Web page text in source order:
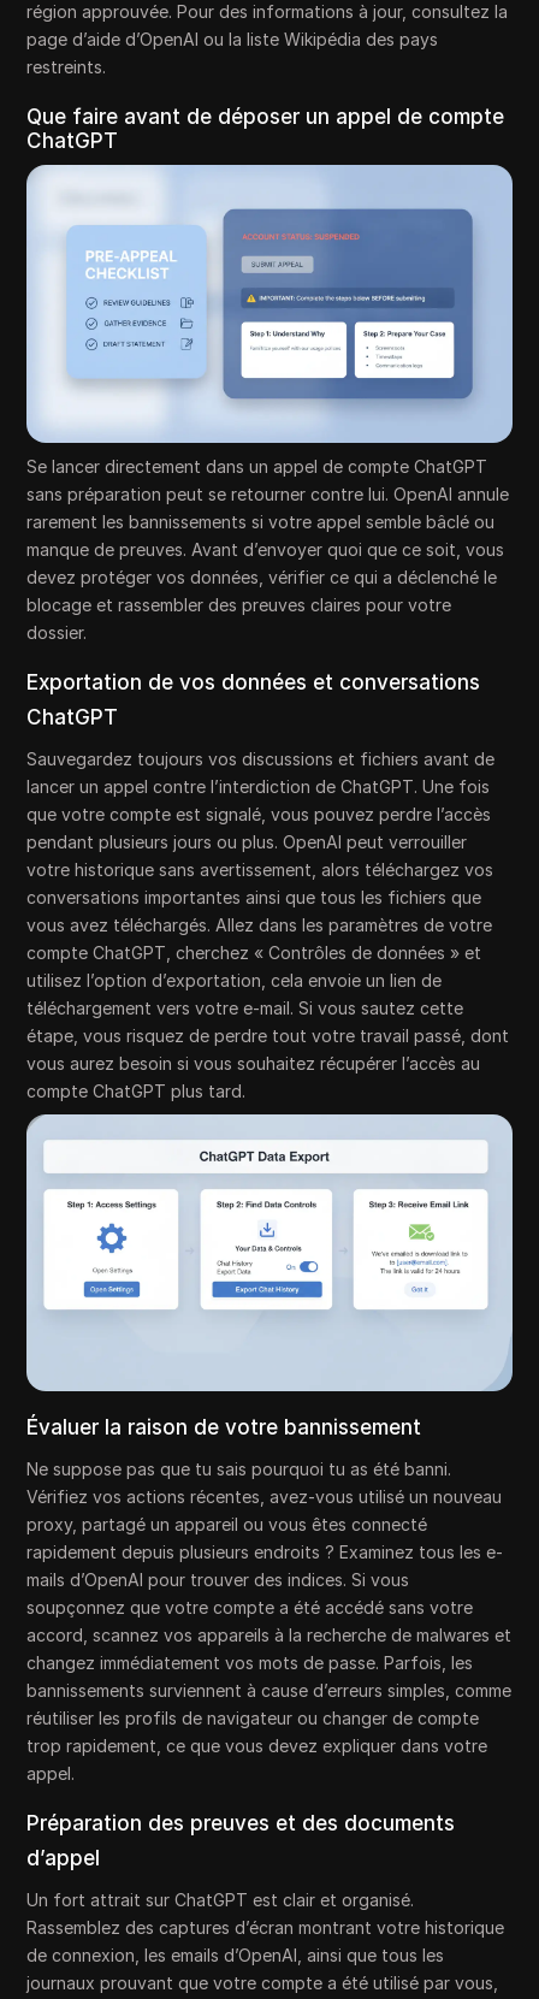
région approuvée. Pour des informations à jour, consultez la
page d’aide d’OpenAI ou la liste Wikipédia des pays
restreints.
Que faire avant de déposer un appel de compte
ChatGPT
Se lancer directement dans un appel de compte ChatGPT
sans préparation peut se retourner contre lui. OpenAI annule
rarement les bannissements si votre appel semble bâclé ou
manque de preuves. Avant d’envoyer quoi que ce soit, vous
devez protéger vos données, vérifier ce qui a déclenché le
blocage et rassembler des preuves claires pour votre
dossier.
Exportation de vos données et conversations
ChatGPT
Sauvegardez toujours vos discussions et fichiers avant de
lancer un appel contre l’interdiction de ChatGPT. Une fois
que votre compte est signalé, vous pouvez perdre l’accès
pendant plusieurs jours ou plus. OpenAI peut verrouiller
votre historique sans avertissement, alors téléchargez vos
conversations importantes ainsi que tous les fichiers que
vous avez téléchargés. Allez dans les paramètres de votre
compte ChatGPT, cherchez « Contrôles de données » et
utilisez l’option d’exportation, cela envoie un lien de
téléchargement vers votre e-mail. Si vous sautez cette
étape, vous risquez de perdre tout votre travail passé, dont
vous aurez besoin si vous souhaitez récupérer l’accès au
compte ChatGPT plus tard.
Évaluer la raison de votre bannissement
Ne suppose pas que tu sais pourquoi tu as été banni.
Vérifiez vos actions récentes, avez-vous utilisé un nouveau
proxy, partagé un appareil ou vous êtes connecté
rapidement depuis plusieurs endroits ? Examinez tous les e-
mails d’OpenAI pour trouver des indices. Si vous
soupçonnez que votre compte a été accédé sans votre
accord, scannez vos appareils à la recherche de malwares et
changez immédiatement vos mots de passe. Parfois, les
bannissements surviennent à cause d’erreurs simples, comme
réutiliser les profils de navigateur ou changer de compte
trop rapidement, ce que vous devez expliquer dans votre
appel.
Préparation des preuves et des documents
d’appel
Un fort attrait sur ChatGPT est clair et organisé.
Rassemblez des captures d’écran montrant votre historique
de connexion, les emails d’OpenAI, ainsi que tous les
journaux prouvant que votre compte a été utilisé par vous,